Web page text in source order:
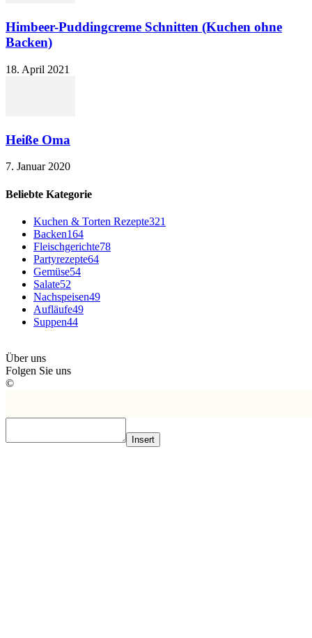
Himbeer-Puddingcreme Schnitten (Kuchen ohne
Backen)
18. April 2021
Heiße Oma
7. Januar 2020
Beliebte Kategorie
Kuchen & Torten Rezepte321
Backen164
Fleischgerichte78
Partyrezepte64
Gemüse54
Salate52
Nachspeisen49
Aufläufe49
Suppen44
Über uns
Folgen Sie uns
©
Insert